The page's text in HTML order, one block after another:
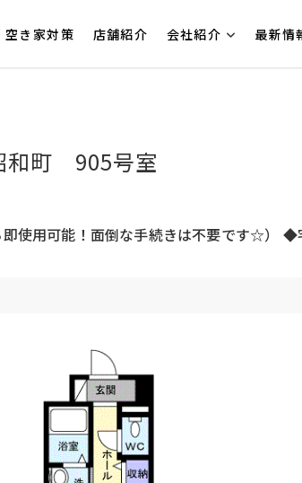
空き家対策 店舗紹介 会社紹介 最新情
和町 905号室
使用可能！面倒な手続きは不要です☆） ◆